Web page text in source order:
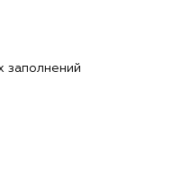
заполнений